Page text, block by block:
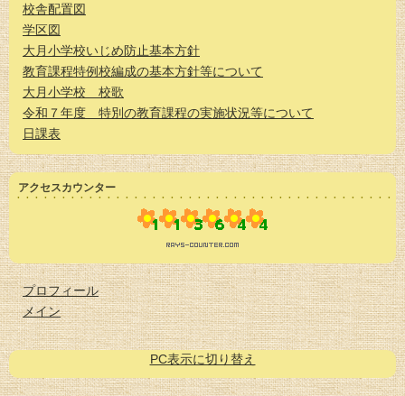
校舎配置図
学区図
大月小学校いじめ防止基本方針
教育課程特例校編成の基本方針等について
大月小学校 校歌
令和７年度 特別の教育課程の実施状況等について
日課表
アクセスカウンター
プロフィール
メイン
PC表示に切り替え